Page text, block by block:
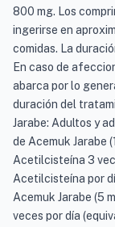
800 mg. Los
ingerirse en
comidas. La
En caso de
abarca por lo
duración del
Jarabe: Adultos y
de Acemuk Jarabe
Acetilcisteína 3
Acetilcisteína por
Acemuk Jarabe (5
veces por día